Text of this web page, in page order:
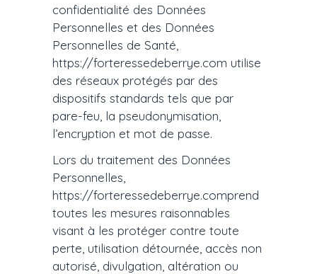
confidentialité des Données
Personnelles et des Données
Personnelles de Santé,
https://forteressedeberrye.com utilise
des réseaux protégés par des
dispositifs standards tels que par
pare-feu, la pseudonymisation,
l’encryption et mot de passe.
Lors du traitement des Données
Personnelles,
https://forteressedeberrye.comprend
toutes les mesures raisonnables
visant à les protéger contre toute
perte, utilisation détournée, accès non
autorisé, divulgation, altération ou